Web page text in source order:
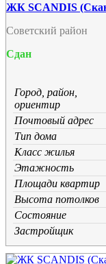
ЖК SCANDIS
Советский район
Сдан
Город, район,
ориентир
Почтовый адрес
Тип дома
Класс жилья
Этажность
Площади квартир
Высота потолков
Состояние
Застройщик